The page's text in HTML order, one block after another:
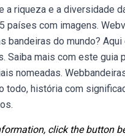
a riqueza e a diversidade
países com imagens.
bandeiras do mundo? Aqui
Saiba mais com este guia
nomeadas.
todo, história com
click the button